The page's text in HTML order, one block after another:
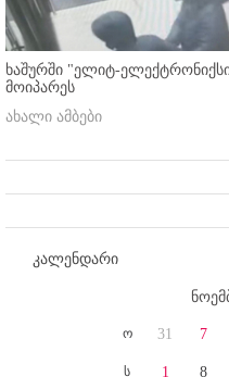
ხაშურში "ელიტ-
მოიპარეს
ახალი ამბები
კალენდარი
ო
ს
31
1
7
8